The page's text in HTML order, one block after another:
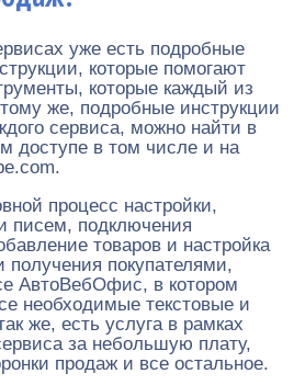
уже есть подробные
которые помогают
которые каждый из
же, подробные инструкции
сервиса, можно найти в
доступе в том числе и на
процесс настройки,
писем, подключения
товаров и настройка
получения покупателями,
АвтоВебОфис, в котором
необходимые текстовые и
же, есть услуга в рамках
за небольшую плату,
продаж и все остальное.